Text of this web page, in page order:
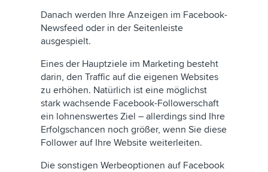
Danach werden Ihre Anzeigen im Facebook-
Newsfeed oder in der Seitenleiste
ausgespielt.
Eines der Hauptziele im Marketing besteht
darin, den Traffic auf die eigenen Websites
zu erhöhen. Natürlich ist eine möglichst
stark wachsende Facebook-Followerschaft
ein lohnenswertes Ziel – allerdings sind Ihre
Erfolgschancen noch größer, wenn Sie diese
Follower auf Ihre Website weiterleiten.
Die sonstigen Werbeoptionen auf Facebook